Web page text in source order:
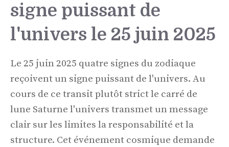
signe puissant de
l'univers le 25 juin 2025
Le 25 juin 2025 quatre signes du zodiaque
reçoivent un signe puissant de l'univers. Au
cours de ce transit plutôt strict le carré de
lune Saturne l'univers transmet un message
clair sur les limites la responsabilité et la
structure. Cet événement cosmique demande